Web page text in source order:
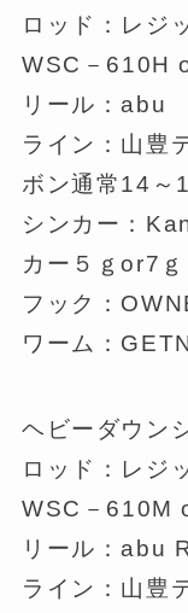
ロッド：レジ
WSC－610H
リール：abu
ライン：山豊
ボン通常14～
シンカー：
カー５ｇor7ｇ
フック：
ワーム：
ヘビーダウン
ロッド：レジ
WSC－610M
リール：abu
ライン：山豊